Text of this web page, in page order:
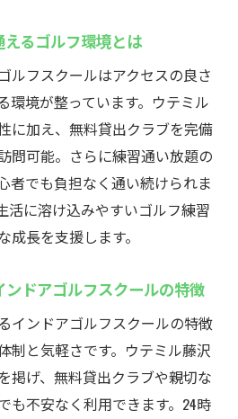
べるレッスン内容を徹底解
ンで無理なくゴルフ上達を実
ドアゴルフスクールの選び
フ練習場ウテミルでスキルア
朝のインドアゴルフ活用術
つでも始められるゴルフ練
ターでレベルアップを目指
るゴルフ環境とは
ルフスクールはアクセスの良さ
環境が整っています。ウテミル
に加え、無料貸出クラブを完備
問可能。さらに練習通い放題の
者でも負担なく通い続けられま
活に溶け込みやすいゴルフ練習
長を支援します。
ドアゴルフスクールの特徴
インドアゴルフスクールの特徴
制と気軽さです。ウテミル藤沢
掲げ、無料貸出クラブや親切な
も不安なく利用できます。24時